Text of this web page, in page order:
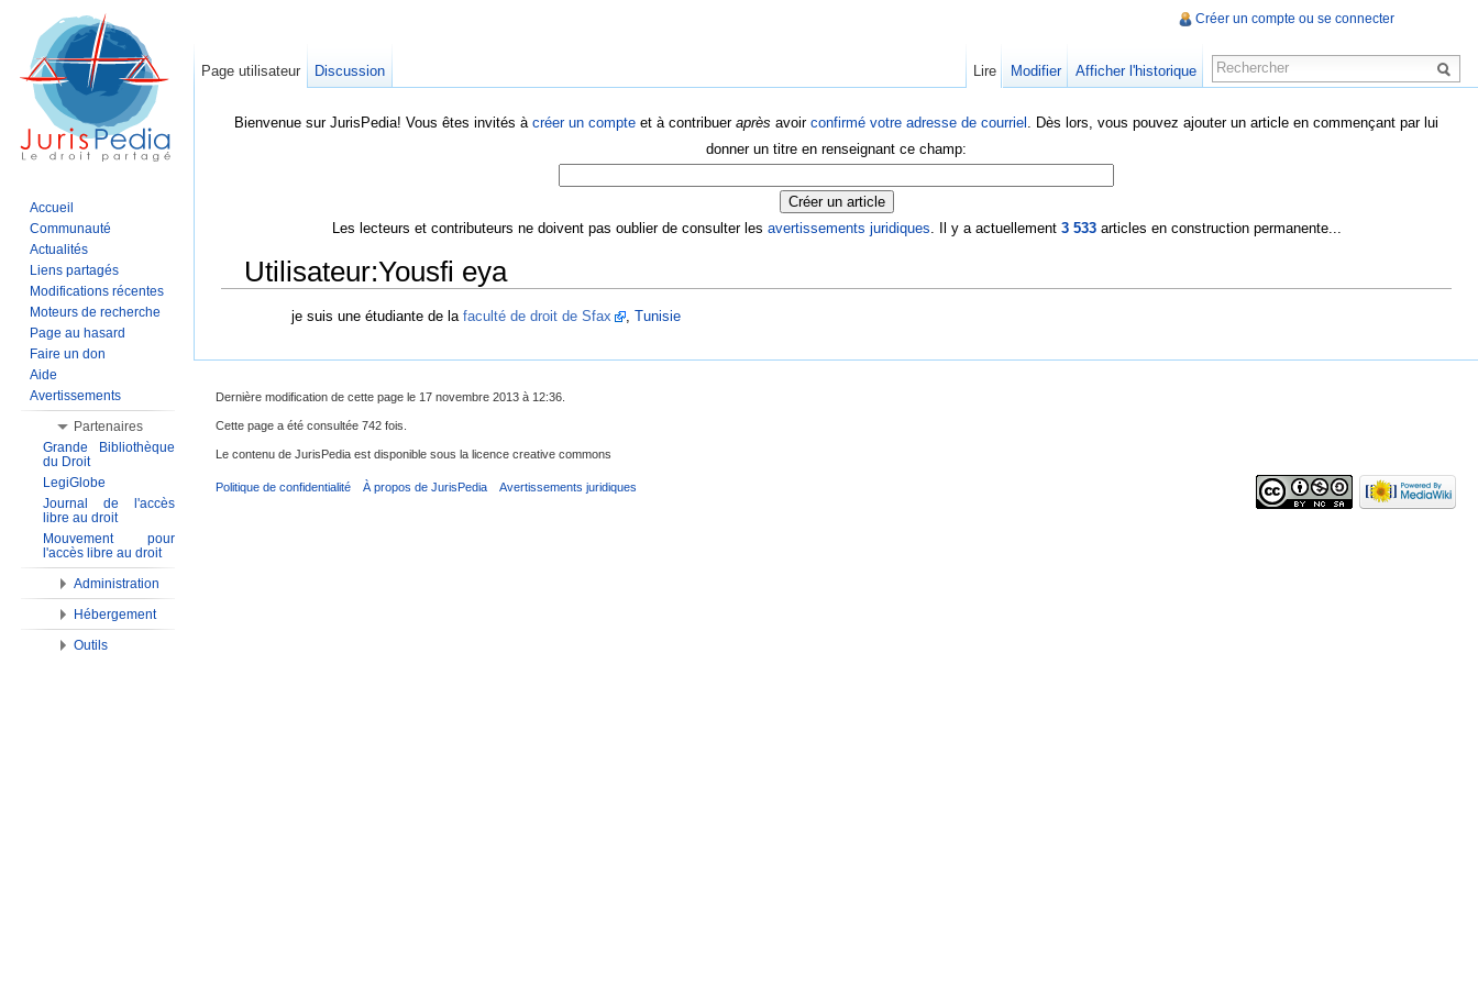
Bienvenue sur JurisPedia! Vous êtes invités à créer un compte et à contribuer après avoir confirmé votre adresse de courriel . Dès lors, vous pouvez ajouter un article en commençant par lui
donner un titre en renseignant ce champ:
Les lecteurs et contributeurs ne doivent pas oublier de consulter les avertissements juridiques. Il y a actuellement 3 533articles en construction permanente...
Utilisateur:Yousfi eya
je suis une étudiante de la faculté de droit de Sfax Tunisie
Créer un compte ou se connecter
Page utilisateur Discussion Lire Modifier Afficher l'historique
Accueil
Communauté
Actualités
Liens partagés
Modifications récentes
Moteurs de recherche
Page au hasard
Faire un don
Aide
Avertissements
Partenaires
Grande Bibliothèque
du Droit
LegiGlobe
Journal de l'accès
libre au droit
Mouvement pour
l'accès libre au droit
Administration
Hébergement
Outils
Dernière modification de cette page le 17 novembre 2013 à 12:36.
Cette page a été consultée 742 fois.
Le contenu de JurisPedia est disponible sous la licence creative commons
Politique de confidentialité À propos de JurisPedia Avertissements juridiques